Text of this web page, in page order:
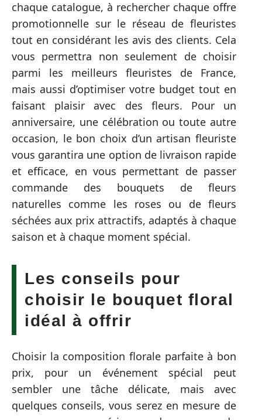
chaque catalogue, à rechercher chaque offre
promotionnelle sur le réseau de fleuristes
tout en considérant les avis des clients. Cela
vous permettra non seulement de choisir
parmi les meilleurs fleuristes de France,
mais aussi d’optimiser votre budget tout en
faisant plaisir avec des fleurs. Pour un
anniversaire, une célébration ou toute autre
occasion, le bon choix d’un artisan fleuriste
vous garantira une option de livraison rapide
et efficace, en vous permettant de passer
commande des bouquets de fleurs
naturelles comme les roses ou de fleurs
séchées aux prix attractifs, adaptés à chaque
saison et à chaque moment spécial.
Les conseils pour
choisir le bouquet floral
idéal à offrir
Choisir la composition florale parfaite à bon
prix, pour un événement spécial peut
sembler une tâche délicate, mais avec
quelques conseils, vous serez en mesure de